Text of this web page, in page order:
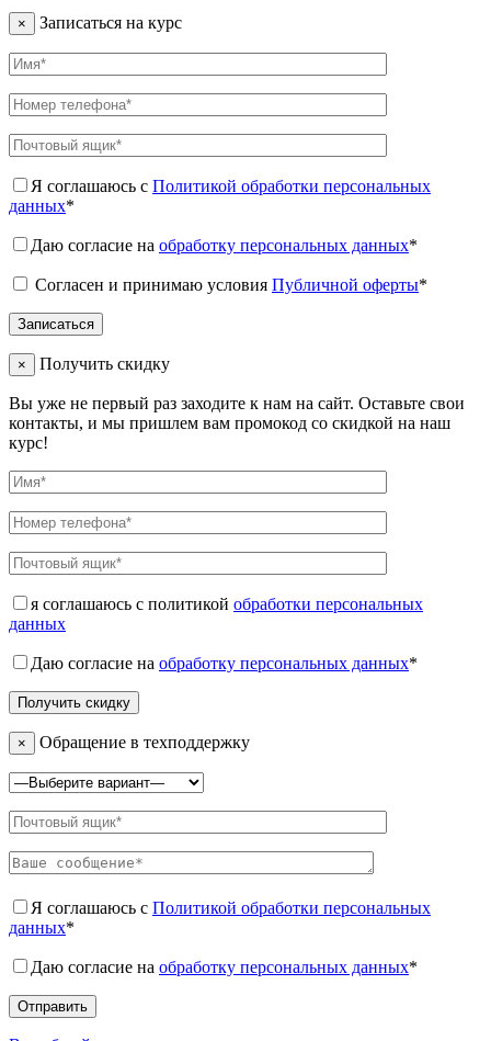
× Записаться на курс
Я соглашаюсь с Политикой обработки персональных
данных*
Даю согласие на обработку персональных данных*
Согласен и принимаю условия Публичной оферты*
× Получить скидку
Вы уже не первый раз заходите к нам на сайт. Оставьте свои
контакты, и мы пришлем вам промокод со скидкой на наш
курс!
я соглашаюсь с политикой обработки персональных
данных
Даю согласие на обработку персональных данных*
× Обращение в техподдержку
Я соглашаюсь с Политикой обработки персональных
данных*
Даю согласие на обработку персональных данных*